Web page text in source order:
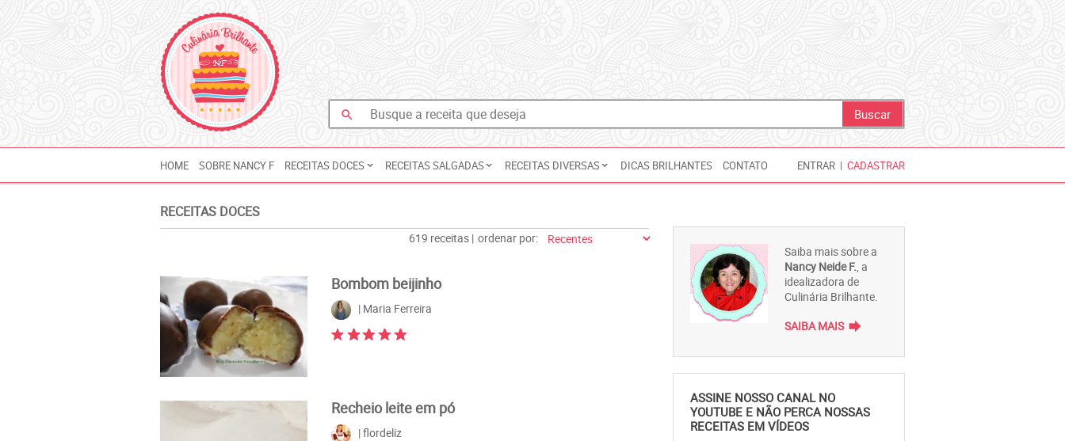
search
HOME SOBRE NANCY F RECEITAS DOCES RECEITAS SALGADAS RECEITAS DIVERSAS DICAS BRILHANTES CONTATO ENTRAR | CADASTRAR
RECEITAS DOCES
619 receitas | ordenar por:
Bombom beijinho
| Maria Ferreira
Recheio leite em pó
| flordeliz
Saiba mais sobre a
Nancy Neide F., a
idealizadora de
Culinária Brilhante.
SAIBA MAIS forward
ASSINE NOSSO CANAL NO
YOUTUBE E NÃO PERCA NOSSAS
RECEITAS EM VÍDEOS